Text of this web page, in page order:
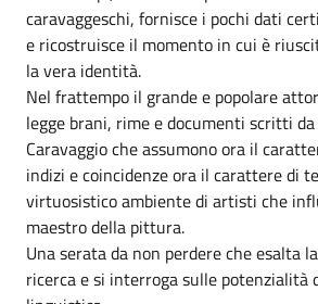
caravaggeschi, fornisce i pochi dati
e ricostruisce il momento in cui è
la vera identità.
Nel frattempo il grande e popolare
legge brani, rime e documenti scritti
Caravaggio che assumono ora il
indizi e coincidenze ora il carattere di
virtuosistico ambiente di artisti che
maestro della pittura.
Una serata da non perdere che esalta
ricerca e si interroga sulle potenzialità